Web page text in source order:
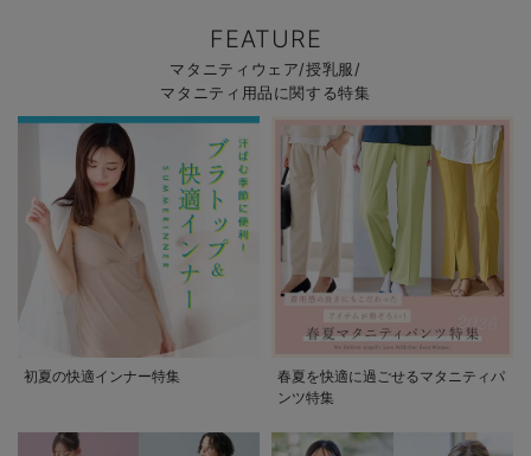
FEATURE
マタニティウェア/授乳服/
マタニティ用品に関する特集
初夏の快適インナー特集
春夏を快適に過ごせるマタニティパ
ンツ特集